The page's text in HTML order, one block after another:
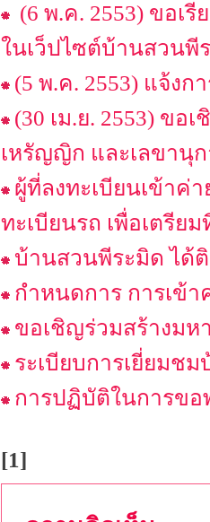
(6 พ.ค. 2553) ขอเ
ในเว็ปไซต์บ้านสวนพี
(5 พ.ค. 2553) แจ้ง
(30 เม.ย. 2553) ข
เหรัญญิก และเลขานุ
ผู้ที่ลงทะเบียนเข้าค่
ทะเบียนรถ เพื่อเตรีย
บ้านสวนพีระมิด ได้
กำหนดการ การเข้า
ขอเชิญร่วมสร้างม
ระเบียบการเยี่ยมช
การปฏิบัติในการขอ
[1]